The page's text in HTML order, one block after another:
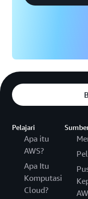
Pelajari
Apa itu
AWS?
Apa Itu
Komputasi
Cloud?